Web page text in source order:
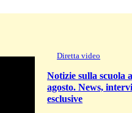
Diretta video
Notizie sulla scuola
agosto. News,
esclusive